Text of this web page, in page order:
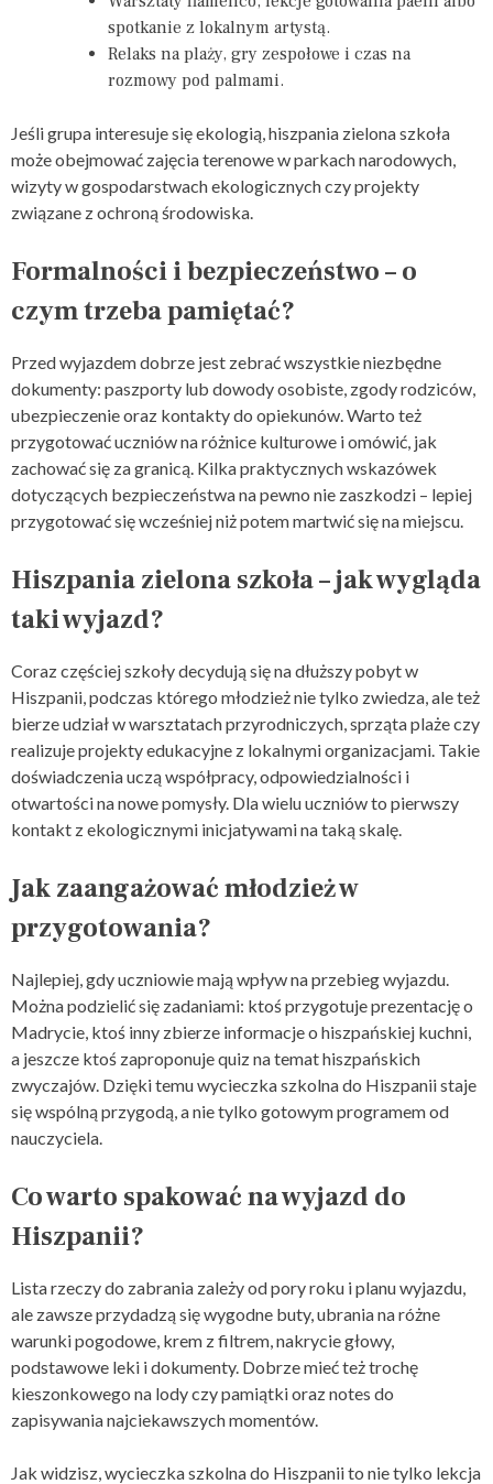
spotkanie z lokalnym artystą.
Relaks na plaży, gry zespołowe i czas na
rozmowy pod palmami.
Jeśli grupa interesuje się ekologią, hiszpania zielona szkoła
może obejmować zajęcia terenowe w parkach narodowych,
wizyty w gospodarstwach ekologicznych czy projekty
związane z ochroną środowiska.
Formalności i bezpieczeństwo – o
czym trzeba pamiętać?
Przed wyjazdem dobrze jest zebrać wszystkie niezbędne
dokumenty: paszporty lub dowody osobiste, zgody rodziców,
ubezpieczenie oraz kontakty do opiekunów. Warto też
przygotować uczniów na różnice kulturowe i omówić, jak
zachować się za granicą. Kilka praktycznych wskazówek
dotyczących bezpieczeństwa na pewno nie zaszkodzi – lepiej
przygotować się wcześniej niż potem martwić się na miejscu.
Hiszpania zielona szkoła – jak wygląda
taki wyjazd?
Coraz częściej szkoły decydują się na dłuższy pobyt w
Hiszpanii, podczas którego młodzież nie tylko zwiedza, ale też
bierze udział w warsztatach przyrodniczych, sprząta plaże czy
realizuje projekty edukacyjne z lokalnymi organizacjami. Takie
doświadczenia uczą współpracy, odpowiedzialności i
otwartości na nowe pomysły. Dla wielu uczniów to pierwszy
kontakt z ekologicznymi inicjatywami na taką skalę.
Jak zaangażować młodzież w
przygotowania?
Najlepiej, gdy uczniowie mają wpływ na przebieg wyjazdu.
Można podzielić się zadaniami: ktoś przygotuje prezentację o
Madrycie, ktoś inny zbierze informacje o hiszpańskiej kuchni,
a jeszcze ktoś zaproponuje quiz na temat hiszpańskich
zwyczajów. Dzięki temu wycieczka szkolna do Hiszpanii staje
się wspólną przygodą, a nie tylko gotowym programem od
nauczyciela.
Co warto spakować na wyjazd do
Hiszpanii?
Lista rzeczy do zabrania zależy od pory roku i planu wyjazdu,
ale zawsze przydadzą się wygodne buty, ubrania na różne
warunki pogodowe, krem z filtrem, nakrycie głowy,
podstawowe leki i dokumenty. Dobrze mieć też trochę
kieszonkowego na lody czy pamiątki oraz notes do
zapisywania najciekawszych momentów.
Jak widzisz, wycieczka szkolna do Hiszpanii to nie tylko lekcja